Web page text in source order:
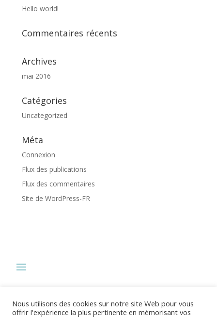
Hello world!
Commentaires récents
Archives
mai 2016
Catégories
Uncategorized
Méta
Connexion
Flux des publications
Flux des commentaires
Site de WordPress-FR
Nous utilisons des cookies sur notre site Web pour vous
offrir l'expérience la plus pertinente en mémorisant vos